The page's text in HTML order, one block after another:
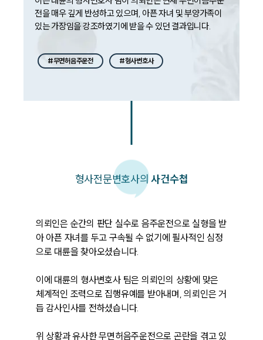
전을 매우 깊게 반성하고 있으며, 아픈 자녀 및 부양가족이
있는 가장임을 강조하였기에 받을 수 있던 결과입니다.
#무면허음주운전 #형사변호사
형사전문변호사의사건수첩
의뢰인은 순간의 판단 실수로 음주운전으로 실형을 받
아 아픈 자녀를 두고 구속될 수 없기에 필사적인 심정
으로 대륜을 찾아오셨습니다.
이에 대륜의 형사변호사 팀은 의뢰인의 상황에 맞은
체계적인 조력으로 집행유예를 받아내며, 의뢰인은 거
듭 감사인사를 전하셨습니다.
위 상황과 유사한 무면허음주운전으로 곤란을 겪고 있